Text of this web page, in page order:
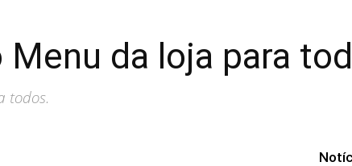
da loja para
todos.